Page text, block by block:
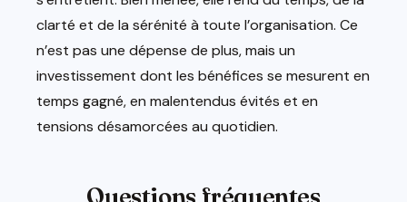
clarté et de la sérénité à toute l’organisation. Ce
n’est pas une dépense de plus, mais un
investissement dont les bénéfices se mesurent en
temps gagné, en malentendus évités et en
tensions désamorcées au quotidien.